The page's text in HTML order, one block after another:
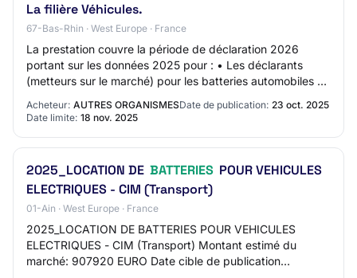
La filière Véhicules.
67-Bas-Rhin · West Europe · France
La prestation couvre la période de déclaration 2026
portant sur les données 2025 pour : • Les déclarants
(metteurs sur le marché) pour les batteries automobiles et
Acheteur: AUTRES ORGANISMESDate de publication: 23 oct. 2025
Date limite: 18 nov. 2025
2025_LOCATION DE BATTERIES POUR VEHICULES
ELECTRIQUES - CIM (Transport)
01-Ain · West Europe · France
2025_LOCATION DE BATTERIES POUR VEHICULES
ELECTRIQUES - CIM (Transport) Montant estimé du
marché: 907920 EURO Date cible de publication